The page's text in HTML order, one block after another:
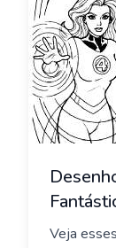
Veja